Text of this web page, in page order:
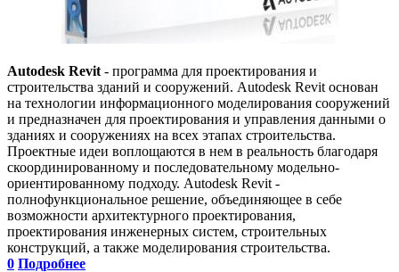
Autodesk Revit - программа для проектирования и
строительства зданий и сооружений. Autodesk Revit основан
на технологии информационного моделирования сооружений
и предназначен для проектирования и управления данными о
зданиях и сооружениях на всех этапах строительства.
Проектные идеи воплощаются в нем в реальность благодаря
скоординированному и последовательному модельно-
ориентированному подходу. Autodesk Revit -
полнофункциональное решение, объединяющее в себе
возможности архитектурного проектирования,
проектирования инженерных систем, строительных
конструкций, а также моделирования строительства.
0 Подробнее